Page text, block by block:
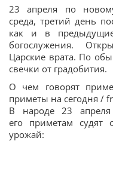
23 апреля по
среда, третий день
как и в
богослужения.
Царские врата. По
свечки от градобития.
О чем говорят
приметы на сегодня /
В народе 23
его приметам судят
урожай: